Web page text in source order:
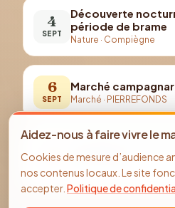
4
SEPT
Découverte
période de brame
Nature · Compiègne
6
SEPT
Marché
Marché · PIERREFONDS
19
Journées du
Francières
Visite·Francières
Aidez-nous à faire vivre le
Cookies de mesure d’audience
nos contenus locaux. Le site
accepter. Politique de